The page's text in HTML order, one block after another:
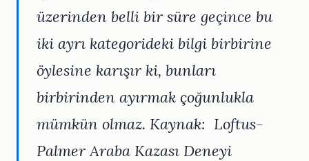
üzerinden belli bir süre geçince bu
iki ayrı kategorideki bilgi birbirine
öylesine karışır ki, bunları
birbirinden ayırmak çoğunlukla
mümkün olmaz. Kaynak: Loftus-
Palmer Araba Kazası Deneyi